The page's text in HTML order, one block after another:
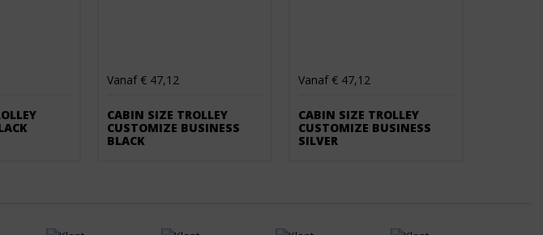
Vanaf € 47,12
CABIN SIZE TROLLEY
CUSTOMIZE BUSINESS
BLACK
Vanaf € 47,12
CABIN SIZE TROLLEY
CUSTOMIZE BUSINESS
SILVER